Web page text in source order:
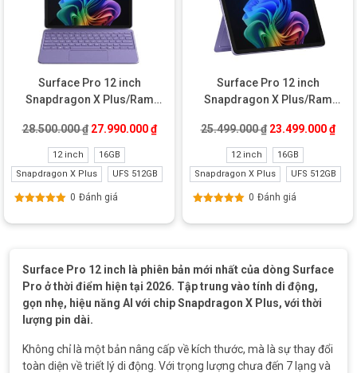
Surface Pro 12 inch
Snapdragon X Plus/Ram
28.500.000₫ Giá gốc là: 28.500.000 ₫.
27.990.000₫Giá hiện tại là: 27.990.000 ₫.
12 inch
16GB
Snapdragon X Plus
UFS 512GB
0 Đánh giá
Surface Pro 12 inch
Snapdragon X Plus/Ram
Refurbished
25.499.000₫ Giá gốc là:
23.499.000₫Giá
12 inch
16GB
Snapdragon X Plus
UFS 512GB
0 Đánh giá
Surface Pro 12 inch là phiên bản mới nhất của dòng Surface
Pro ở thời điểm hiện tại 2026. Tập trung vào tính di động,
gọn nhẹ, hiệu năng AI với chip Snapdragon X Plus, với thời
lượng pin dài.
Không chỉ là một bản nâng cấp về kích thước, mà là sự thay đổi
toàn diện về triết lý di động. Với trọng lượng chưa đến 7 lạng và